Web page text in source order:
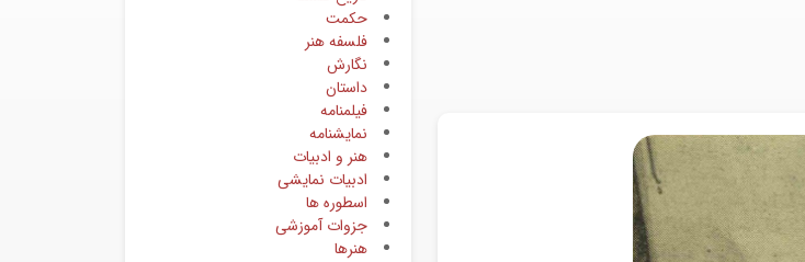
حکمت
فلسفه هنر
نگارش
داستان
فیلمنامه
نمایشنامه
هنر و ادبیات
ادبیات نمایشی
اسطوره ها
جزوات آموزشی
هنرها